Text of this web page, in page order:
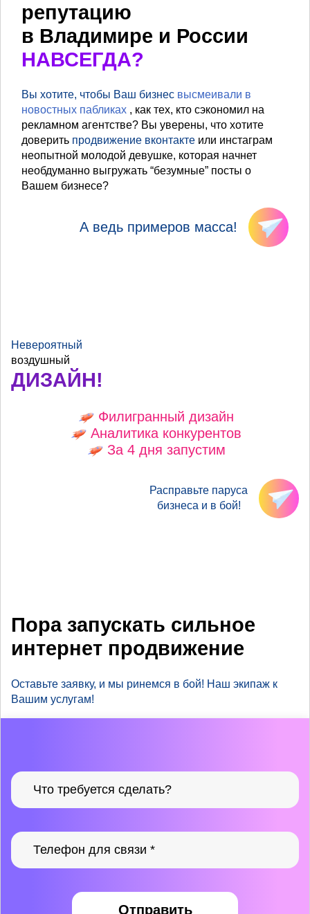
репутацию
в Владимире и России
НАВСЕГДА?
Вы хотите, чтобы Ваш бизнес высмеивали в
новостных пабликах , как тех, кто сэкономил на
рекламном агентстве? Вы уверены, что хотите
доверить продвижение вконтакте или инстаграм
неопытной молодой девушке, которая начнет
необдуманно выгружать “безумные” посты о
Вашем бизнесе?
А ведь примеров масса!
Невероятный
воздушный
ДИЗАЙН!
Филигранный дизайн
Аналитика конкурентов
За 4 дня запустим
Расправьте паруса
бизнеса и в бой!
Пора запускать сильное
интернет продвижение
Оставьте заявку, и мы ринемся в бой! Наш экипаж к
Вашим услугам!
Отправить